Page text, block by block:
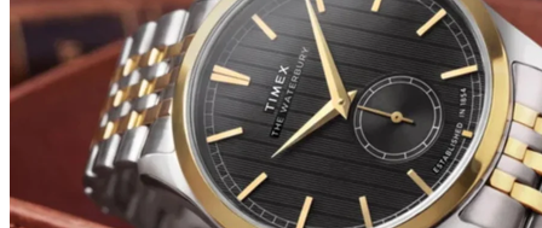
Автор: Camp Tonneau Tents Источник:newatlas.com
В техническое задание на доработку прототипа включены
порт для подключения климатического оборудования, навес
над входом, поперечные перекладины для размещения груза
на крыше палатки и улучшенная герметизация швов.